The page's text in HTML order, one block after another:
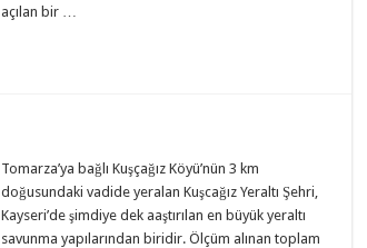
açılan bir …
Tomarza’ya bağlı Kuşçağız Köyü’nün 3 km
doğusundaki vadide yeralan Kuşcağız Yeraltı Şehri,
Kayseri’de şimdiye dek aaştırılan en büyük yeraltı
savunma yapılarından biridir. Ölçüm alınan toplam